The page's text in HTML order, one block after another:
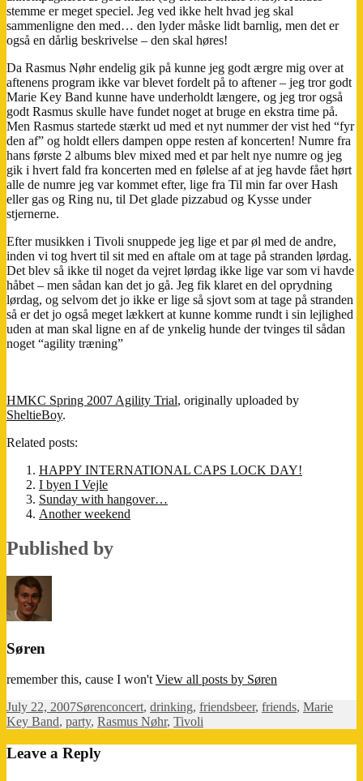
stemme er meget speciel. Jeg ved ikke helt hvad jeg skal
sammenligne den med… den lyder måske lidt barnlig, men det er
også en dårlig beskrivelse – den skal høres!
Da Rasmus Nøhr endelig gik på kunne jeg godt ærgre mig over at
aftenens program ikke var blevet fordelt på to aftener – jeg tror godt
Marie Key Band kunne have underholdt længere, og jeg tror også
godt Rasmus skulle have fundet noget at bruge en ekstra time på.
Men Rasmus startede stærkt ud med et nyt nummer der vist hed “fyr
den af” og holdt ellers dampen oppe resten af koncerten! Numre fra
hans første 2 albums blev mixed med et par helt nye numre og jeg
gik i hvert fald fra koncerten med en følelse af at jeg havde fået hørt
alle de numre jeg var kommet efter, lige fra Til min far over Hash
eller gas og Ring nu, til Det glade pizzabud og Kysse under
stjernerne.
Efter musikken i Tivoli snuppede jeg lige et par øl med de andre,
inden vi tog hvert til sit med en aftale om at tage på stranden lørdag.
Det blev så ikke til noget da vejret lørdag ikke lige var som vi havde
håbet – men sådan kan det jo gå. Jeg fik klaret en del oprydning
lørdag, og selvom det jo ikke er lige så sjovt som at tage på stranden
så er det jo også meget lækkert at kunne komme rundt i sin lejlighed
uden at man skal ligne en af de ynkelig hunde der tvinges til sådan
noget “agility træning”
HMKC Spring 2007 Agility Trial, originally uploaded by
SheltieBoy.
Related posts:
HAPPY INTERNATIONAL CAPS LOCK DAY!
I byen I Vejle
Sunday with hangover…
Another weekend
Published by
Søren
remember this, cause I won't View all posts by Søren
Posted
on
July 22, 2007Author
SørenCategories
concert, drinking, friendsTags
beer, friends, Marie
Key Band, party, Rasmus Nøhr, Tivoli
Leave a Reply